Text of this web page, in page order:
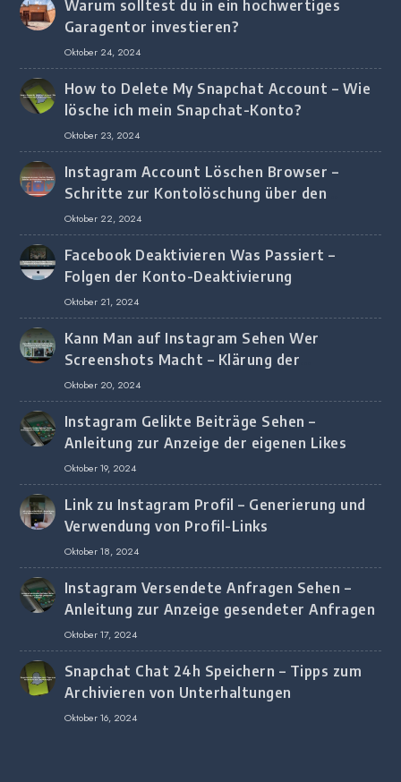
Warum solltest du in ein hochwertiges
Garagentor investieren?
Oktober 24, 2024
How to Delete My Snapchat Account – Wie
lösche ich mein Snapchat-Konto?
Oktober 23, 2024
Instagram Account Löschen Browser –
Schritte zur Kontolöschung über den
Browser
Oktober 22, 2024
Facebook Deaktivieren Was Passiert –
Folgen der Konto-Deaktivierung
Oktober 21, 2024
Kann Man auf Instagram Sehen Wer
Screenshots Macht – Klärung der
Screenshot-Erkennung
Oktober 20, 2024
Instagram Gelikte Beiträge Sehen –
Anleitung zur Anzeige der eigenen Likes
Oktober 19, 2024
Link zu Instagram Profil – Generierung und
Verwendung von Profil-Links
Oktober 18, 2024
Instagram Versendete Anfragen Sehen –
Anleitung zur Anzeige gesendeter Anfragen
Oktober 17, 2024
Snapchat Chat 24h Speichern – Tipps zum
Archivieren von Unterhaltungen
Oktober 16, 2024